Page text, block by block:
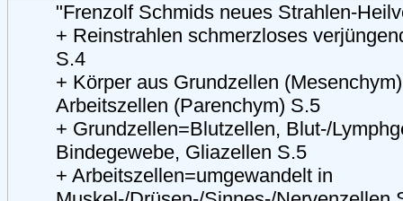
"Frenzolf Schmids neues Strahlen-
+ Reinstrahlen schmerzloses
S.4
+ Körper aus Grundzellen
Arbeitszellen (Parenchym) S.5
+ Grundzellen=Blutzellen, Blut-/
Bindegewebe, Gliazellen S.5
+ Arbeitszellen=umgewandelt in